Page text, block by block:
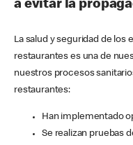
a evitar la
La salud y seguridad de los
restaurantes es una de
nuestros procesos
restaurantes:
Han implementado
Se realizan pruebas